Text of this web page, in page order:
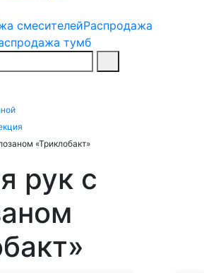
смесителейРаспродажа
тумб
«Триклобакт»
рук с